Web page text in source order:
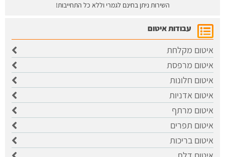
השירות ניתן בחינם לגמרי וללא כל התחייבות!
עבודות איטום
איטום מקלחת
איטום מרפסת
איטום חלונות
איטום אדניות
איטום מרתף
איטום תפרים
איטום בריכות